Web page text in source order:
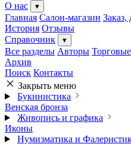
О нас
▾
Главная Салон-магазин Заказ,
История Отзывы
Справочник
▾
Все разделы Авторы
Архив
Поиск Контакты
Закрыть меню
Букинистика
Венская бронза
Живопись и графика
Иконы
Нумизматика и